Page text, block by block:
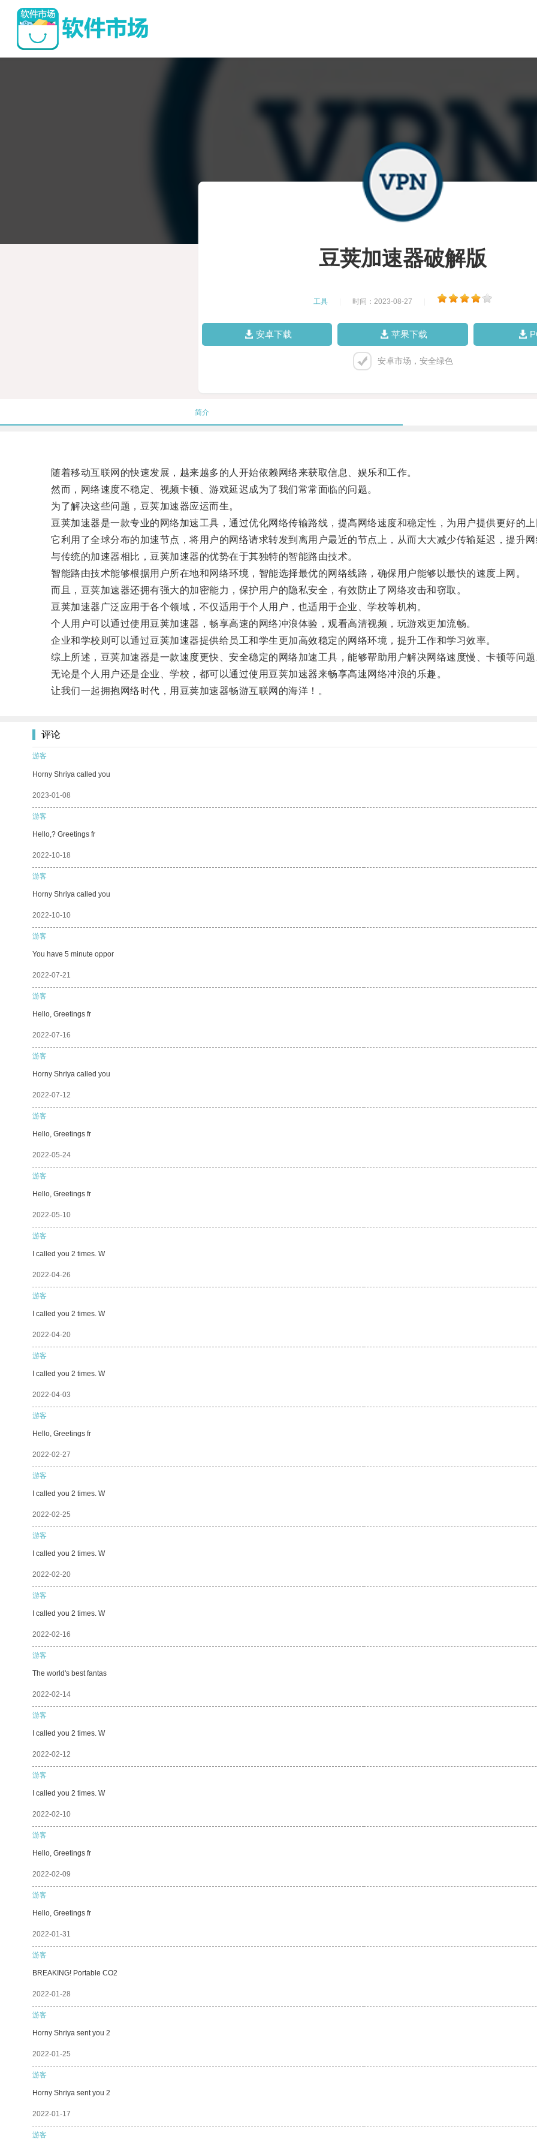
豆荚加速器破解版
工具 时间：2023-08-27
安卓下载 苹果下载
安卓市场，安全绿色
简介
随着移动互联网的快速发展，越来越多的人开始依赖网络来获取信息、娱乐和工作。
然而，网络速度不稳定、视频卡顿、游戏延迟成为了我们常常面临的问题。
为了解决这些问题，豆荚加速器应运而生。
豆荚加速器是一款专业的网络加速工具，通过优化网络传输路线，提高网络速度和稳定性，为用户提供更好的上
它利用了全球分布的加速节点，将用户的网络请求转发到离用户最近的节点上，从而大大减少传输延迟，提升网
与传统的加速器相比，豆荚加速器的优势在于其独特的智能路由技术。
智能路由技术能够根据用户所在地和网络环境，智能选择最优的网络线路，确保用户能够以最快的速度上网。
而且，豆荚加速器还拥有强大的加密能力，保护用户的隐私安全，有效防止了网络攻击和窃取。
豆荚加速器广泛应用于各个领域，不仅适用于个人用户，也适用于企业、学校等机构。
个人用户可以通过使用豆荚加速器，畅享高速的网络冲浪体验，观看高清视频，玩游戏更加流畅。
企业和学校则可以通过豆荚加速器提供给员工和学生更加高效稳定的网络环境，提升工作和学习效率。
综上所述，豆荚加速器是一款速度更快、安全稳定的网络加速工具，能够帮助用户解决网络速度慢、卡顿等问题
无论是个人用户还是企业、学校，都可以通过使用豆荚加速器来畅享高速网络冲浪的乐趣。
让我们一起拥抱网络时代，用豆荚加速器畅游互联网的海洋！。
评论
游客
Horny Shriya called you
2023-01-08
游客
Hello,? Greetings fr
2022-10-18
游客
Horny Shriya called you
2022-10-10
游客
You have 5 minute oppor
2022-07-21
游客
Hello, Greetings fr
2022-07-16
游客
Horny Shriya called you
2022-07-12
游客
Hello, Greetings fr
2022-05-24
游客
Hello, Greetings fr
2022-05-10
游客
I called you 2 times. W
2022-04-26
游客
I called you 2 times. W
2022-04-20
游客
I called you 2 times. W
2022-04-03
游客
Hello, Greetings fr
2022-02-27
游客
I called you 2 times. W
2022-02-25
游客
I called you 2 times. W
2022-02-20
游客
I called you 2 times. W
2022-02-16
游客
The world's best fantas
2022-02-14
游客
I called you 2 times. W
2022-02-12
游客
I called you 2 times. W
2022-02-10
游客
Hello, Greetings fr
2022-02-09
游客
Hello, Greetings fr
2022-01-31
游客
BREAKING! Portable CO2
2022-01-28
游客
Horny Shriya sent you 2
2022-01-25
游客
Horny Shriya sent you 2
2022-01-17
游客